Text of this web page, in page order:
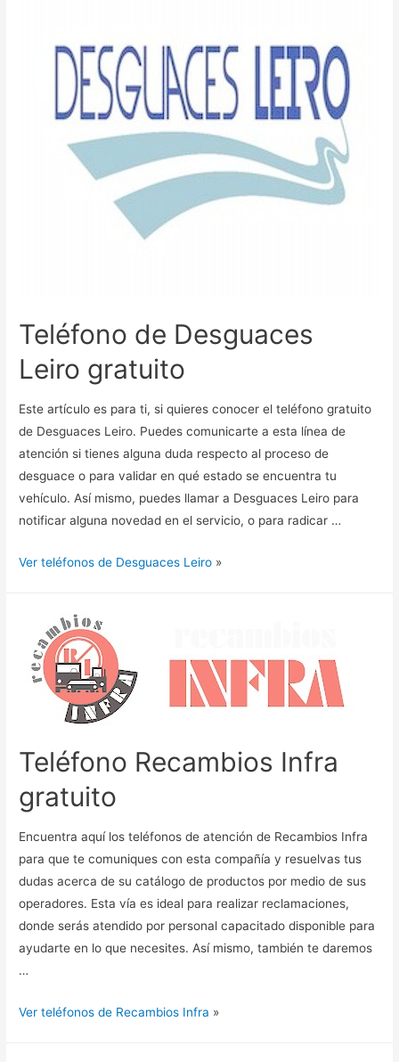
Teléfono de Desguaces
Leiro gratuito
Este artículo es para ti, si quieres conocer el teléfono gratuito
de Desguaces Leiro. Puedes comunicarte a esta línea de
atención si tienes alguna duda respecto al proceso de
desguace o para validar en qué estado se encuentra tu
vehículo. Así mismo, puedes llamar a Desguaces Leiro para
notificar alguna novedad en el servicio, o para radicar …
Ver teléfonos de Desguaces Leiro »
Teléfono Recambios Infra
gratuito
Encuentra aquí los teléfonos de atención de Recambios Infra
para que te comuniques con esta compañía y resuelvas tus
dudas acerca de su catálogo de productos por medio de sus
operadores. Esta vía es ideal para realizar reclamaciones,
donde serás atendido por personal capacitado disponible para
ayudarte en lo que necesites. Así mismo, también te daremos
…
Ver teléfonos de Recambios Infra »